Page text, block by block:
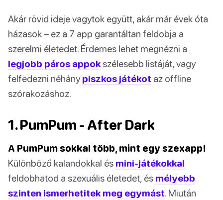
Akár rövid ideje vagytok együtt, akár már évek óta
házasok – ez a 7 app garantáltan feldobja a
szerelmi életedet. Érdemes lehet megnézni a
legjobb páros appok szélesebb listáját, vagy
felfedezni néhány piszkos játékot az offline
szórakozáshoz.
1. PumPum - After Dark
A PumPum sokkal több, mint egy szexapp!
Különböző kalandokkal és mini-játékokkal
feldobhatod a szexuális életedet, és mélyebb
szinten ismerhetitek meg egymást. Miután